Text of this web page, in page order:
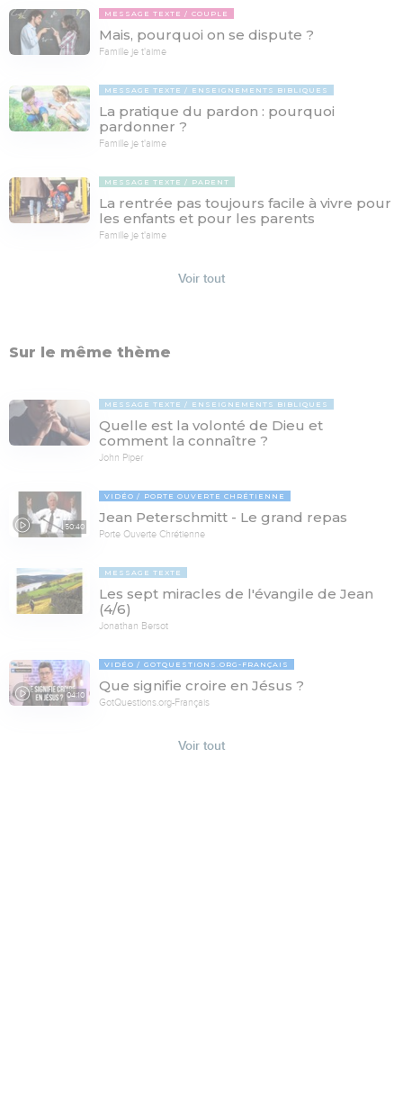
MESSAGE TEXTE COUPLE
Mais, pourquoi on se dispute ?
Famille je t'aime
MESSAGE TEXTE ENSEIGNEMENTS BIBLIQUES
La pratique du pardon : pourquoi
pardonner ?
Famille je t'aime
MESSAGE TEXTE PARENT
La rentrée pas toujours facile à vivre pour
les enfants et pour les parents
Famille je t'aime
Voir tout
Sur le même thème
MESSAGE TEXTE ENSEIGNEMENTS BIBLIQUES
Quelle est la volonté de Dieu et
comment la connaître ?
John Piper
50:40
VIDÉO PORTE OUVERTE CHRÉTIENNE
Jean Peterschmitt - Le grand repas
Porte Ouverte Chrétienne
MESSAGE TEXTE
Les sept miracles de l'évangile de Jean
(4/6)
Jonathan Bersot
04:10
VIDÉO GOTQUESTIONS.ORG-FRANÇAIS
Que signifie croire en Jésus ?
GotQuestions.org-Français
Voir tout